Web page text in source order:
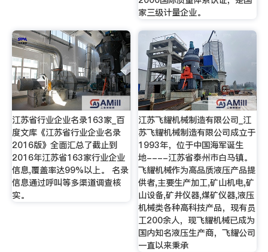
家三级计量企业。
江苏省行业企业名录163家_百
度文库《江苏省行业企业名录
2016版》全面汇总了截止到
2016年江苏省163家行业企业
信息,覆盖率达99%以上。 名录
信息通过呼叫等多渠道调查核
实。
江苏飞耀机械制造有限公司_江
苏飞耀机械制造有限公司成立于
1993年，位于中国海军诞生
地----江苏省泰州市白马镇。
飞耀机械作为高品质液压产品提
供者,主要生产加工,矿山机电,矿
山设备,矿井仪器,煤矿仪器,液压
机械类各种高科技产品，现有员
工200余人，现飞耀机械已成为
国内知名液压生产商，飞耀公司
一直以来秉承